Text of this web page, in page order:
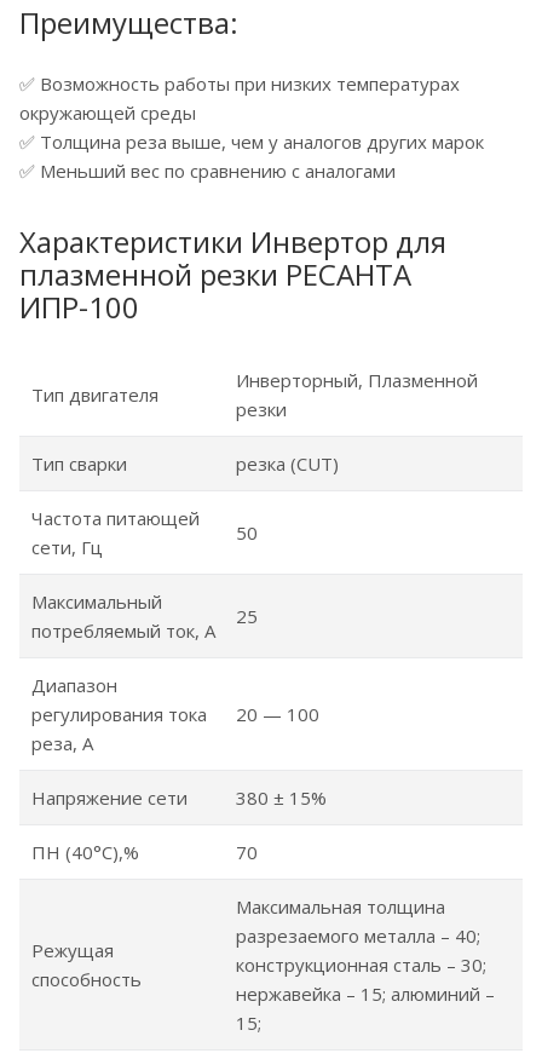
Преимущества:
✅ Возможность работы при низких температурах
окружающей среды
✅ Толщина реза выше, чем у аналогов других марок
✅ Меньший вес по сравнению с аналогами
Характеристики Инвертор для
плазменной резки РЕСАНТА
ИПР-100
Тип двигателя
Инверторный, Плазменной
резки
Тип сварки резка (CUT)
Частота питающей
сети, Гц
50
Максимальный
потребляемый ток, А
25
Диапазон
регулирования тока
реза, А
20 — 100
Напряжение сети 380 ± 15%
ПН (40°С),% 70
Режущая
способность
Максимальная толщина
разрезаемого металла – 40;
конструкционная сталь – 30;
нержавейка – 15; алюминий –
15;